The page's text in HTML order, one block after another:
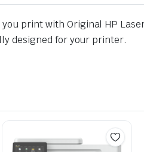
print with Original HP
designed for your printer.